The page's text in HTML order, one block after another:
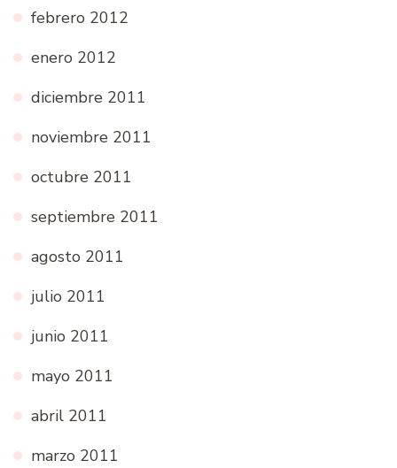
febrero 2012
enero 2012
diciembre 2011
noviembre 2011
octubre 2011
septiembre 2011
agosto 2011
julio 2011
junio 2011
mayo 2011
abril 2011
marzo 2011